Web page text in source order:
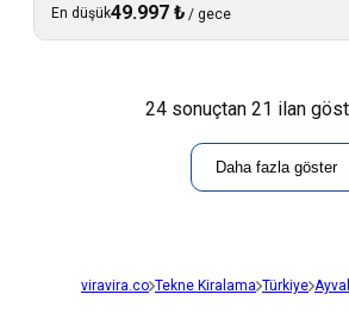
En düşük49.997 ₺ / gece
24 sonuçtan 21 ilan
Daha fazla göster
viravira.co Tekne Kiralama Türkiye